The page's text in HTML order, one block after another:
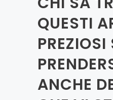
QUESTI
PREZIOSI
ANCHE